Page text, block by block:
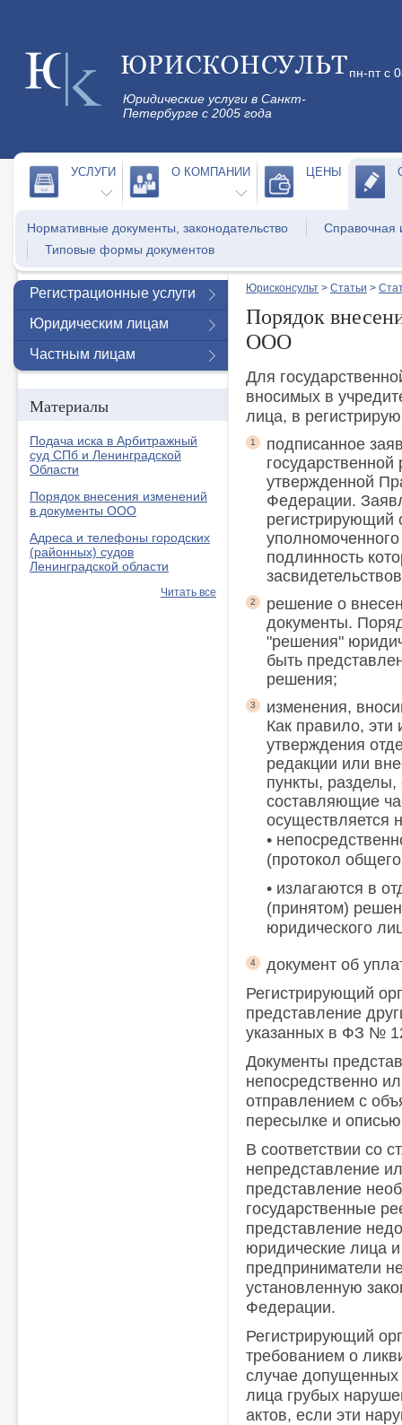
Юридические услуги в Санкт-
Петербурге с 2005 года
пн-пт с
УСЛУГИ О КОМПАНИИ ЦЕНЫ
Нормативные документы, законодательство
Типовые формы документов
Юрисконсульт > Статьи >
Порядок
ООО
Для
вносимых в
лица, в
подписанное
утвержденной
Федерации.
регистрирующий
подлинность
1
решение о
документы.
"решения"
быть
решения;
2
изменения,
Как правило,
утверждения
редакции или
пункты,
составляющие
осуществляется
•
(протокол
• излагаются в
(принятом)
юридического
3
документ об
4
Регистрирующий
представление
указанных в ФЗ №
Документы
непосредственно
отправлением с
пересылке и
В соответствии со
непредставление
представление
государственные
представление
юридические лица
предприниматели
установленную
Федерации.
Регистрирующий
требованием о
случае допущенных
лица грубых
актов, если эти
Регистрационные услуги
Юридическим лицам
Частным лицам
Материалы
Подача иска в Арбитражный
суд СПб и Ленинградской
Области
Порядок внесения изменений
в документы ООО
Адреса и телефоны городских
(районных) судов
Ленинградской области
Читать все